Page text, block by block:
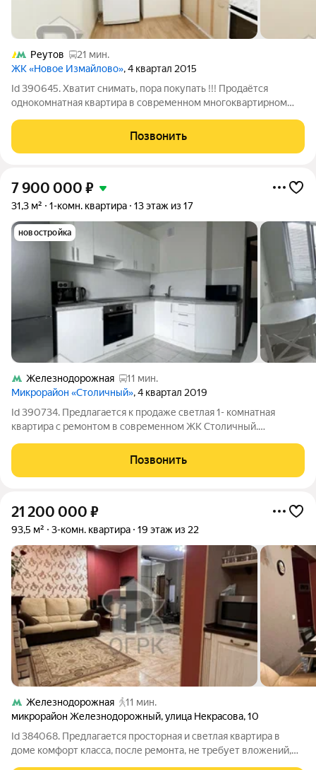
Реутов
21 мин.
ЖК «Новое Измайлово», 4 квартал 2015
Id 390645. Хватит снимать, пора покупать !!! Продаётся
однокомнатная квартира в современном многоквартирном
выходят во внутренний двор, обеспечивая высокий уровень
Позвонить
7 900 000 ₽
31,3 м² 1-комн. квартира 13 этаж из 17
новостройка
Железнодорожная
11 мин.
Микрорайон «Столичный», 4 квартал 2019
Id 390734. Предлагается к продаже светлая 1- комнатная
квартира с ремонтом в современном ЖК Столичный.
совмещенный, полностью в плитке. Есть гардеробная
оборудована полками. Продается вместе с
Позвонить
21 200 000 ₽
93,5 м² 3-комн. квартира 19 этаж из 22
Железнодорожная
11 мин.
микрорайон Железнодорожный,улица Некрасова,10
Id 384068. Предлагается просторная и светлая квартира в
доме кoмфорт клaсcа, после ремонта, не требует вложений,